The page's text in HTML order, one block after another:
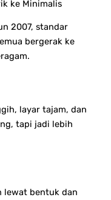
ke Minimalis
2007, standar
bergerak ke
layar tajam, dan
tapi jadi lebih
lewat bentuk dan